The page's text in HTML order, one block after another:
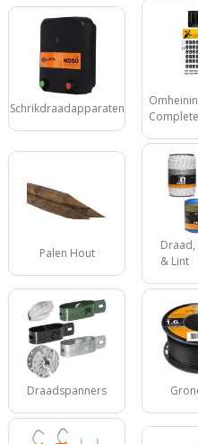
Schrikdraadapparaten
Palen Hout
& Lint
Draadspanners